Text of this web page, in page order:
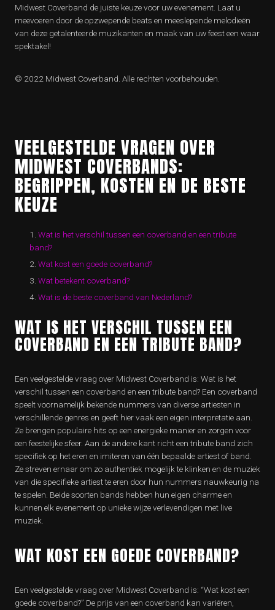
Midwest Coverband de juiste keuze voor uw evenement. Laat u
meevoeren door de opzwepende beats en meeslepende melodieën
van deze getalenteerde muzikanten en maak van uw feest een waar
spektakel!
© 2022 Midwest Coverband. Alle rechten voorbehouden.
VEELGESTELDE VRAGEN OVER
MIDWEST COVERBANDS:
BEGRIPPEN, KOSTEN EN DE BESTE
KEUZE
Wat is het verschil tussen een coverband en een tribute
band?
Wat kost een goede coverband?
Wat betekent coverband?
Wat is de beste coverband van Nederland?
WAT IS HET VERSCHIL TUSSEN EEN
COVERBAND EN EEN TRIBUTE BAND?
Een veelgestelde vraag over Midwest Coverband is: Wat is het
verschil tussen een coverband en een tribute band? Een coverband
speelt voornamelijk bekende nummers van diverse artiesten in
verschillende genres en geeft hier vaak een eigen interpretatie aan.
Ze brengen populaire hits op een energieke manier en zorgen voor
een feestelijke sfeer. Aan de andere kant richt een tribute band zich
specifiek op het eren en imiteren van één bepaalde artiest of band.
Ze streven ernaar om zo authentiek mogelijk te klinken en de muziek
van die specifieke artiest te eren door hun nummers nauwkeurig na
te spelen. Beide soorten bands hebben hun eigen charme en
kunnen elk evenement op unieke wijze verlevendigen met live
muziek.
WAT KOST EEN GOEDE COVERBAND?
Een veelgestelde vraag over Midwest Coverband is: “Wat kost een
goede coverband?” De prijs van een coverband kan variëren,